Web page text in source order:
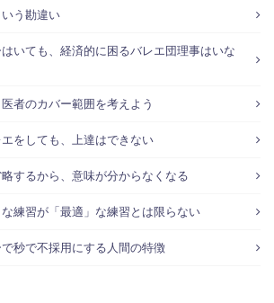
う勘違い
いても、経済的に困るバレエ団理事はいな
者のカバー範囲を考えよう
をしても、上達はできない
するから、意味が分からなくなる
練習が「最適」な練習とは限らない
秒で不採用にする人間の特徴